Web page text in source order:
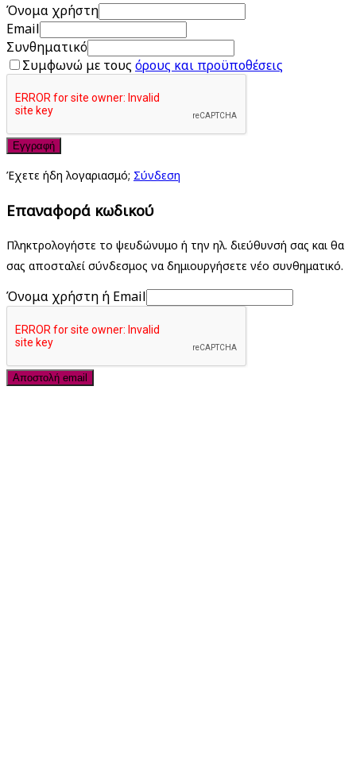
Όνομα χρήστη
Email
Συνθηματικό
Συμφωνώ με τους όρους και προϋποθέσεις
Εγγραφή
Έχετε ήδη λογαριασμό; Σύνδεση
Επαναφορά κωδικού
Πληκτρολογήστε το ψευδώνυμο ή την ηλ. διεύθυνσή σας και θα
σας αποσταλεί σύνδεσμος να δημιουργήσετε νέο συνθηματικό.
Όνομα χρήστη ή Email
Αποστολή email